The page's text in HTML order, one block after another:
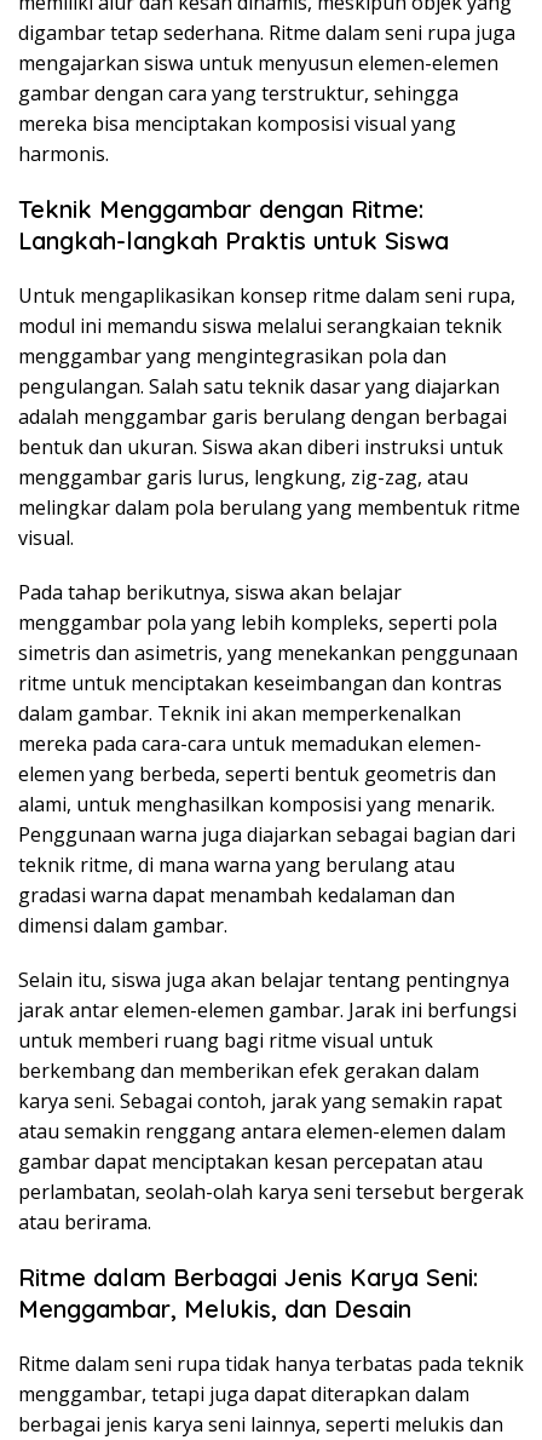
digambar tetap sederhana. Ritme dalam seni rupa juga
mengajarkan siswa untuk menyusun elemen-elemen
gambar dengan cara yang terstruktur, sehingga
mereka bisa menciptakan komposisi visual yang
harmonis.
Teknik Menggambar dengan Ritme:
Langkah-langkah Praktis untuk Siswa
Untuk mengaplikasikan konsep ritme dalam seni rupa,
modul ini memandu siswa melalui serangkaian teknik
menggambar yang mengintegrasikan pola dan
pengulangan. Salah satu teknik dasar yang diajarkan
adalah menggambar garis berulang dengan berbagai
bentuk dan ukuran. Siswa akan diberi instruksi untuk
menggambar garis lurus, lengkung, zig-zag, atau
melingkar dalam pola berulang yang membentuk ritme
visual.
Pada tahap berikutnya, siswa akan belajar
menggambar pola yang lebih kompleks, seperti pola
simetris dan asimetris, yang menekankan penggunaan
ritme untuk menciptakan keseimbangan dan kontras
dalam gambar. Teknik ini akan memperkenalkan
mereka pada cara-cara untuk memadukan elemen-
elemen yang berbeda, seperti bentuk geometris dan
alami, untuk menghasilkan komposisi yang menarik.
Penggunaan warna juga diajarkan sebagai bagian dari
teknik ritme, di mana warna yang berulang atau
gradasi warna dapat menambah kedalaman dan
dimensi dalam gambar.
Selain itu, siswa juga akan belajar tentang pentingnya
jarak antar elemen-elemen gambar. Jarak ini berfungsi
untuk memberi ruang bagi ritme visual untuk
berkembang dan memberikan efek gerakan dalam
karya seni. Sebagai contoh, jarak yang semakin rapat
atau semakin renggang antara elemen-elemen dalam
gambar dapat menciptakan kesan percepatan atau
perlambatan, seolah-olah karya seni tersebut bergerak
atau berirama.
Ritme dalam Berbagai Jenis Karya Seni:
Menggambar, Melukis, dan Desain
Ritme dalam seni rupa tidak hanya terbatas pada teknik
menggambar, tetapi juga dapat diterapkan dalam
berbagai jenis karya seni lainnya, seperti melukis dan